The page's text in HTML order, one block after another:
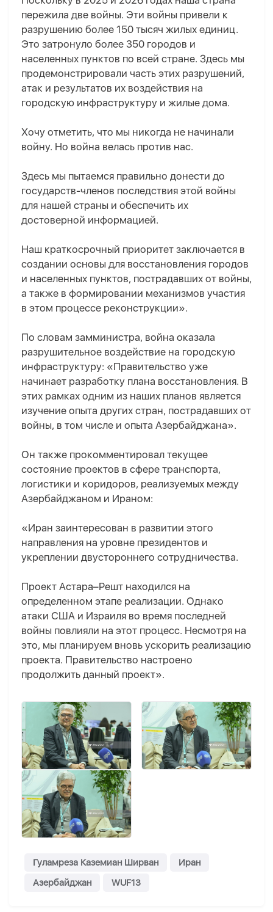
пережила две войны. Эти войны привели к
разрушению более 150 тысяч жилых единиц.
Это затронуло более 350 городов и
населенных пунктов по всей стране. Здесь мы
продемонстрировали часть этих разрушений,
атак и результатов их воздействия на
городскую инфраструктуру и жилые дома.
Хочу отметить, что мы никогда не начинали
войну. Но война велась против нас.
Здесь мы пытаемся правильно донести до
государств-членов последствия этой войны
для нашей страны и обеспечить их
достоверной информацией.
Наш краткосрочный приоритет заключается в
создании основы для восстановления городов
и населенных пунктов, пострадавших от войны,
а также в формировании механизмов участия
в этом процессе реконструкции».
По словам замминистра, война оказала
разрушительное воздействие на городскую
инфраструктуру: «Правительство уже
начинает разработку плана восстановления. В
этих рамках одним из наших планов является
изучение опыта других стран, пострадавших от
войны, в том числе и опыта Азербайджана».
Он также прокомментировал текущее
состояние проектов в сфере транспорта,
логистики и коридоров, реализуемых между
Азербайджаном и Ираном:
«Иран заинтересован в развитии этого
направления на уровне президентов и
укреплении двустороннего сотрудничества.
Проект Астара–Решт находился на
определенном этапе реализации. Однако
атаки США и Израиля во время последней
войны повлияли на этот процесс. Несмотря на
это, мы планируем вновь ускорить реализацию
проекта. Правительство настроено
продолжить данный проект».
Гуламреза Каземиан Ширван
Иран
Азербайджан
WUF13